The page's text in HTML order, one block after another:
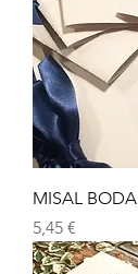
MISAL BODA
Precio
5,45 €